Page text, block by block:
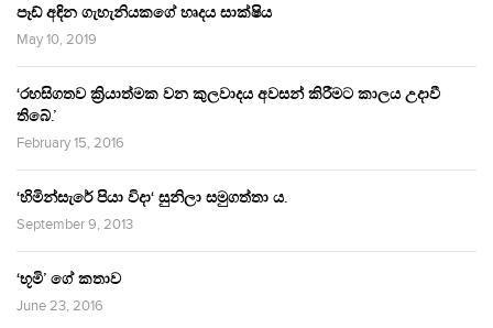
පෑඩ් අඳින ගැහැනියකගේ හෘදය සාක්ෂිය
May 10, 2019
‘රහසිගතව ක්‍රියාත්මක වන කුලවාදය අවසන් කිරීමට කාලය උදාවී
තිබේ.’
February 15, 2016
‘හිමින්සැරේ පියා විදා‘ සුනිලා සමුගත්තා ය.
September 9, 2013
‘භූමි’ ගේ කතාව
June 23, 2016